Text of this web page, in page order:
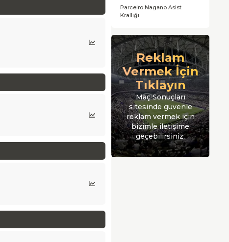
Parceiro Nagano Asist
Krallığı
Reklam
Vermek İçin
Tıklayın
Maç Sonuçları
sitesinde güvenle
reklam vermek için
bizimle iletişime
geçebilirsiniz.